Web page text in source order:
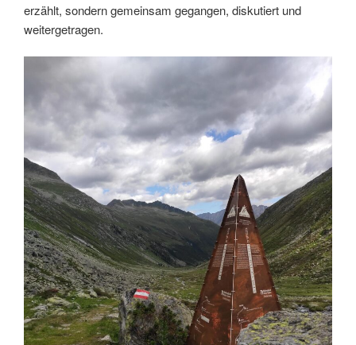
erzählt, sondern gemeinsam gegangen, diskutiert und
weitergetragen.